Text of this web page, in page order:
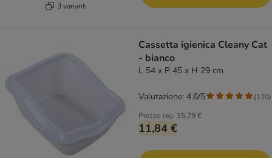
3 varianti
Cassetta igienica Cleany Cat
- bianco
L 54 x P 45 x H 29 cm
Prezzo reg. 15,79 €
11,84 €
Valutazione: 4.6/5 (120)